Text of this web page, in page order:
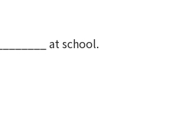
at school.